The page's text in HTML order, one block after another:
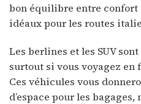
bon équilibre entre
idéaux pour les routes
Les berlines et les SUV
surtout si vous voyagez en
Ces véhicules vous
d’espace pour les